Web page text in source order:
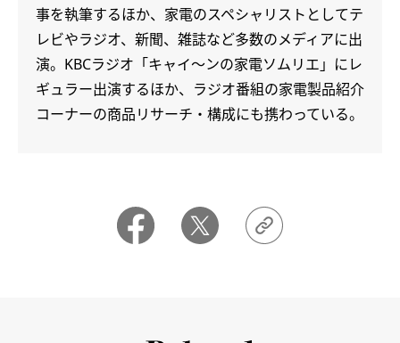
事を執筆するほか、家電のスペシャリストとしてテ
レビやラジオ、新聞、雑誌など多数のメディアに出
演。KBCラジオ「キャイ～ンの家電ソムリエ」にレ
ギュラー出演するほか、ラジオ番組の家電製品紹介
コーナーの商品リサーチ・構成にも携わっている。